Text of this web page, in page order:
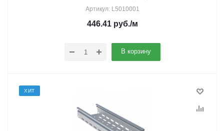
Артикул: L5010001
446.41 руб./м
В корзину
ХИТ